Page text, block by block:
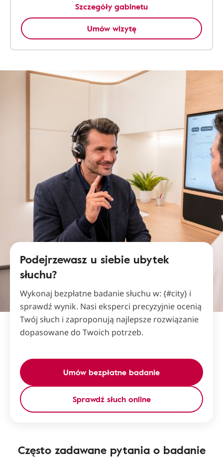
Szczegóły gabinetu
Umów wizytę
Podejrzewasz u siebie ubytek
słuchu?
Wykonaj bezpłatne badanie słuchu w: {#city} i
sprawdź wynik. Nasi eksperci precyzyjnie ocenią
Twój słuch i zaproponują najlepsze rozwiązanie
dopasowane do Twoich potrzeb.
Umów bezpłatne badanie
Sprawdź słuch online
Często zadawane pytania o badanie